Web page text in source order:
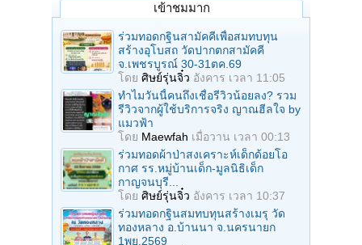
เข้าชมมาก
ร่วมทอดกฐินสามัคคีเพื่อสมทบทุน
สร้างอุโบสถ วัดปากตกสามัคคี
จ.เพชรบูรณ์ 30-31ตค.69
โดย ศิษย์รุ่นจิ๋ว อังคาร เวลา 11:05
ทำไมวันนี้คนถึงเชื่อรีวิวน้อยลง? รวม
รีวิวจากผู้ใช้บริการจริง ญาณฮีลใจ by
แมวฟ้า
โดย Maewfah เมื่อวาน เวลา 00:13
ร่วมทอดผ้าป่าสงเคราะห์เด็กด้อยโอ
กาศ รร.หมู่บ้านเด็ก-มูลนิธิเด็ก
กาญจนบุรี...
โดย ศิษย์รุ่นจิ๋ว อังคาร เวลา 10:37
ร่วมทอดกฐินสมทบทุนสร้างเมรุ วัด
ทองหลาง อ.บ้านนา จ.นครนายก
1พย.2569